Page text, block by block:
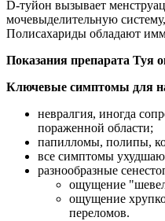
D-туйон вызывает
мочевыделительную
Полисахариды обладают
Показания препарата Туя
Ключевые симптомы для
невралгия, иногда
пораженной области;
папилломы, полипы,
все симптомы
разнообразные
ощущение
ощущение
переломов.